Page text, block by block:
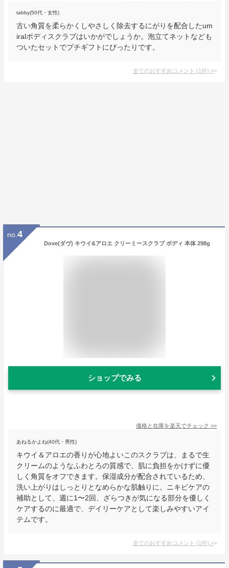
tabby(50代・女性)
古い角質を柔らかくしやさしく除去するにがりを配合したum
iralボディスクラブはいかがでしょうか。泡立てネットなども
ついたセットでプチギフトにぴったりです。
全てのおすすめコメント (1件) >
no. 4
Dove(ダヴ) キウイ&アロエ クリーミースクラブ ボディ 本体 298g
ショップでみる
価格と在庫を楽天でチェック >>
あねるかよね(40代・男性)
キウイ＆アロエの香りが心地よいこのスクラブは、まるで生
クリームのようなふわとろの質感で、肌に負担をかけずに優
しく角質をオフできます。保湿成分が配合されているため、
洗い上がりはしっとりとなめらかな肌触りに。ニキビケアの
補助として、週に1〜2回、ざらつきが気になる部分を優しく
ケアするのに最適で、デイリーケアとして楽しみやすいアイ
テムです。
全てのおすすめコメント (1件) >